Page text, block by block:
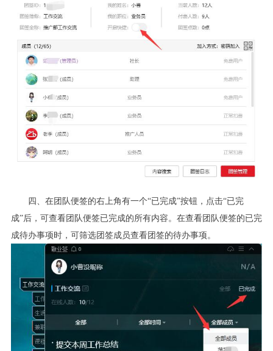
四、在团队便签的右上角有一个“已完成”按钮，点击“已完
成”后，可查看团队便签已完成的所有内容。在查看团队便签的已完
成待办事项时，可筛选团签成员查看团签的待办事项。